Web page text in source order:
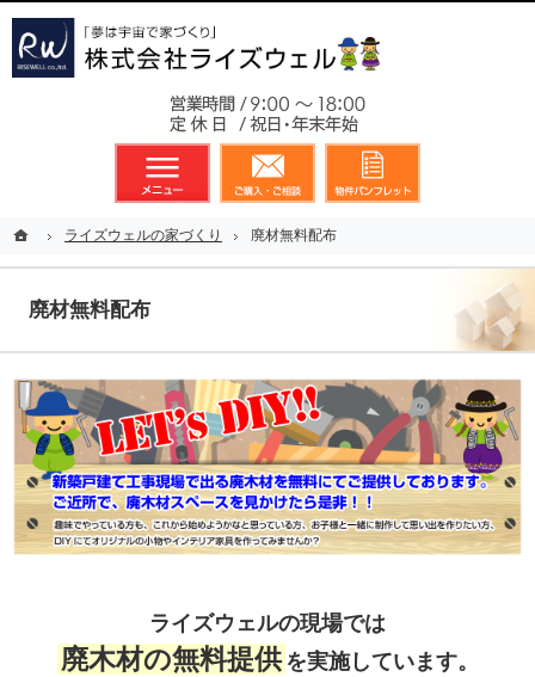
ホームライズウェルの家づくり 廃材無料配布
廃材無料配布
ライズウェルの現場では
廃木材の無料提供 を実施しています。
メニュー 資料請求・お問合せ
ホームライズウェルの家づくり 廃材無料配布